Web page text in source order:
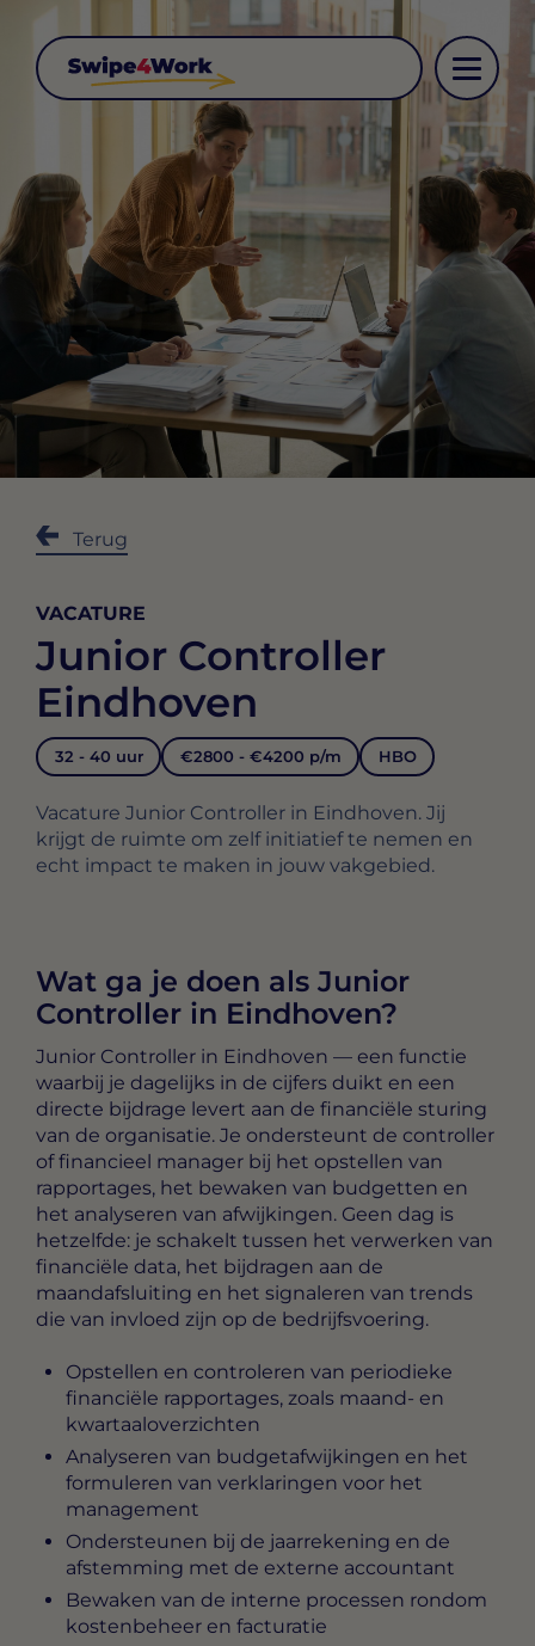
Terug
VACATURE
Junior Controller
Eindhoven
32 - 40 uur €2800 - €4200 p/m HBO
Vacature Junior Controller in Eindhoven. Jij
krijgt de ruimte om zelf initiatief te nemen en
echt impact te maken in jouw vakgebied.
Wat ga je doen als Junior
Controller in Eindhoven?
Junior Controller in Eindhoven — een functie
waarbij je dagelijks in de cijfers duikt en een
directe bijdrage levert aan de financiële sturing
van de organisatie. Je ondersteunt de controller
of financieel manager bij het opstellen van
rapportages, het bewaken van budgetten en
het analyseren van afwijkingen. Geen dag is
hetzelfde: je schakelt tussen het verwerken van
financiële data, het bijdragen aan de
maandafsluiting en het signaleren van trends
die van invloed zijn op de bedrijfsvoering.
Opstellen en controleren van periodieke
financiële rapportages, zoals maand- en
kwartaaloverzichten
Analyseren van budgetafwijkingen en het
formuleren van verklaringen voor het
management
Ondersteunen bij de jaarrekening en de
afstemming met de externe accountant
Bewaken van de interne processen rondom
kostenbeheer en facturatie